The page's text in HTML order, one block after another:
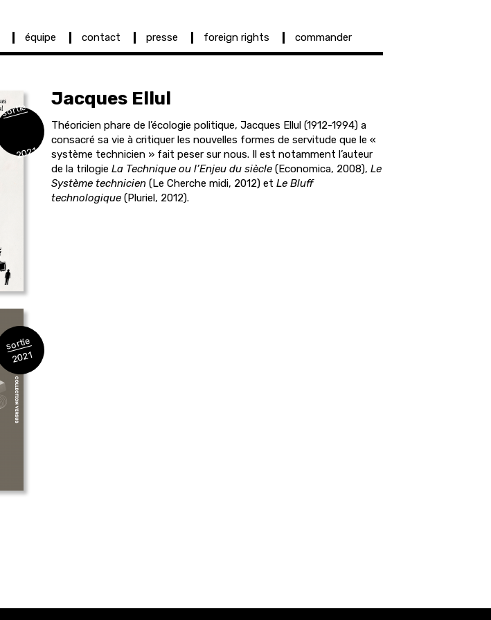
équipe contact presse foreign rights commander
sortie
2021
sortie
2021
Jacques Ellul
Théoricien phare de l’écologie politique, Jacques Ellul (1912-1994) a
consacré sa vie à critiquer les nouvelles formes de servitude que le «
système technicien » fait peser sur nous. Il est notamment l’auteur
de la trilogie La Technique ou l’Enjeu du siècle (Economica, 2008), Le
Système technicien (Le Cherche midi, 2012) et Le Bluff
technologique (Pluriel, 2012).